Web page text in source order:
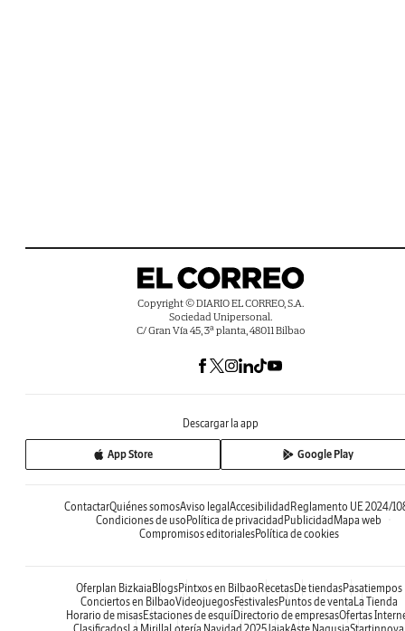
Copyright © DIARIO EL CORREO, S.A.
Sociedad Unipersonal.
C/ Gran Vía 45, 3ª planta, 48011 Bilbao
Descargar la app
App Store Google Play
ContactarQuiénes somosAviso legal Accesibilidad Reglamento UE 2024/
Condiciones de uso Política de privacidad Publicidad Mapa web
Compromisos editorialesPolítica de cookies
Oferplan Bizkaia BlogsPintxos en Bilbao RecetasDe tiendasPasatiempos
Conciertos en BilbaoVideojuegosFestivalesPuntos de venta La Tienda
Horario de misasEstaciones de esquíDirectorio de empresasOfertas